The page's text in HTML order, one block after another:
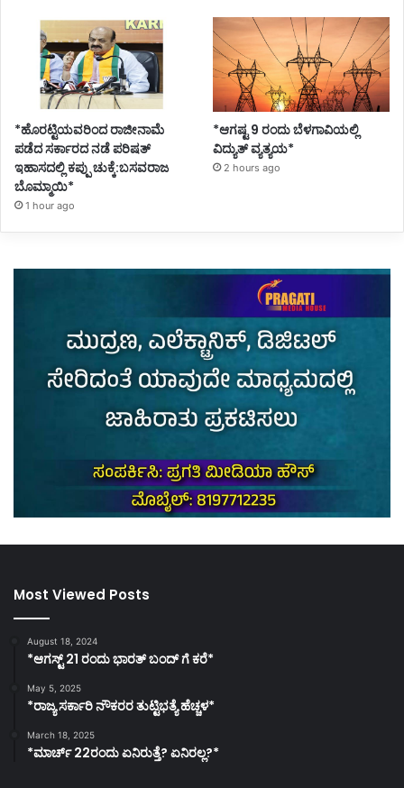
*ಹೊರಟ್ಟಿಯವರಿಂದ ರಾಜೀನಾಮೆ
ಪಡೆದ ಸರ್ಕಾರದ ನಡೆ ಪರಿಷತ್
ಇಹಾಸದಲ್ಲಿ ಕಪ್ಪು ಚುಕ್ಕೆ:ಬಸವರಾಜ
ಬೊಮ್ಮಾಯಿ*
1 hour ago
*ಆಗಷ್ಟ 9 ರಂದು ಬೆಳಗಾವಿಯಲ್ಲಿ
ವಿದ್ಯುತ್ ವ್ಯತ್ಯಯ*
2 hours ago
Most Viewed Posts
August 18, 2024
*ಆಗಸ್ಟ್ 21 ರಂದು ಭಾರತ್‌ ಬಂದ್‌ ಗೆ ಕರೆ*
May 5, 2025
*ರಾಜ್ಯ ಸರ್ಕಾರಿ ನೌಕರರ ತುಟ್ಟಿಭತ್ಯೆ ಹೆಚ್ಚಳ*
March 18, 2025
*ಮಾರ್ಚ್ 22ರಂದು ಏನಿರುತ್ತೆ? ಏನಿರಲ್ಲ?*